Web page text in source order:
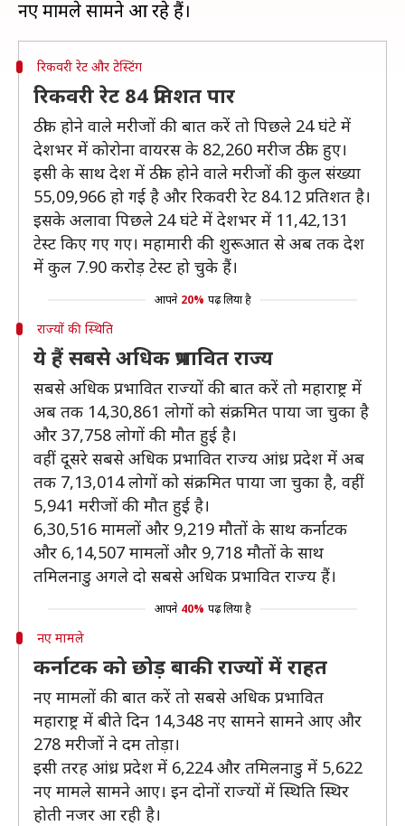
रिकवरी रेट और टेस्टिंग
रिकवरी रेट 84 प्रतिशत पार
ठीक होने वाले मरीजों की बात करें तो पिछले 24 घंटे में
देशभर में कोरोना वायरस के 82,260 मरीज ठीक हुए।
इसी के साथ देश में ठीक होने वाले मरीजों की कुल संख्या
55,09,966 हो गई है और रिकवरी रेट 84.12 प्रतिशत है।
इसके अलावा पिछले 24 घंटे में देशभर में 11,42,131
टेस्ट किए गए गए। महामारी की शुरूआत से अब तक देश
में कुल 7.90 करोड़ टेस्ट हो चुके हैं।
आपने 20% पढ़ लिया है
राज्यों की स्थिति
ये हैं सबसे अधिक प्रभावित राज्य
सबसे अधिक प्रभावित राज्यों की बात करें तो महाराष्ट्र में
अब तक 14,30,861 लोगों को संक्रमित पाया जा चुका है
और 37,758 लोगों की मौत हुई है।
वहीं दूसरे सबसे अधिक प्रभावित राज्य आंध्र प्रदेश में अब
तक 7,13,014 लोगों को संक्रमित पाया जा चुका है, वहीं
5,941 मरीजों की मौत हुई है।
6,30,516 मामलों और 9,219 मौतों के साथ कर्नाटक
और 6,14,507 मामलों और 9,718 मौतों के साथ
तमिलनाडु अगले दो सबसे अधिक प्रभावित राज्य हैं।
आपने 40% पढ़ लिया है
नए मामले
कर्नाटक को छोड़ बाकी राज्यों में राहत
नए मामलों की बात करें तो सबसे अधिक प्रभावित
महाराष्ट्र में बीते दिन 14,348 नए सामने सामने आए और
278 मरीजों ने दम तोड़ा।
इसी तरह आंध्र प्रदेश में 6,224 और तमिलनाडु में 5,622
नए मामले सामने आए। इन दोनों राज्यों में स्थिति स्थिर
होती नजर आ रही है।